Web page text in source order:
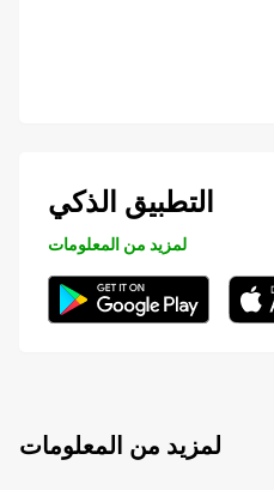
التطبيق الذكي
لمزيد من المعلومات
لمزيد من المعلومات